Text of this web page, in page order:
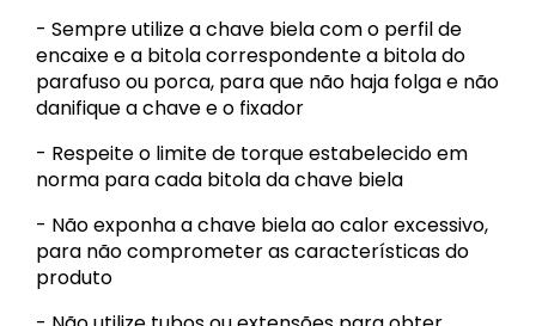
- Sempre utilize a chave biela com o perfil de
encaixe e a bitola correspondente a bitola do
parafuso ou porca, para que não haja folga e não
danifique a chave e o fixador
- Respeite o limite de torque estabelecido em
norma para cada bitola da chave biela
- Não exponha a chave biela ao calor excessivo,
para não comprometer as características do
produto